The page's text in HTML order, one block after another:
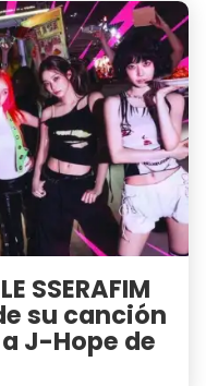
SSERAFIM
su canción
a J-Hope de